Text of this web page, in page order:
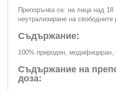
Препоръчва се: на лица над 18
неутрализиране на свободните
Съдържание:
100% природен, модифициран,
Съдържание на
доза: